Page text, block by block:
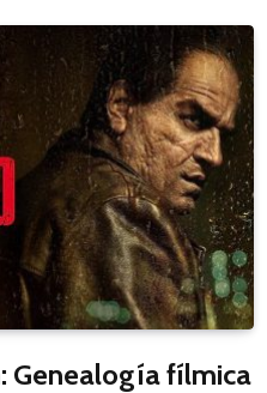
Genealogía fílmica